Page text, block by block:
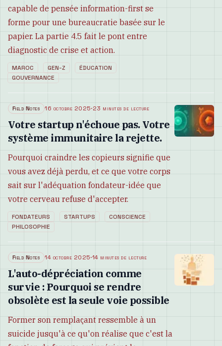
capable de pensée information-first se
forme pour une bureaucratie basée sur le
papier. La partie 4.5 fait le pont entre
diagnostic de crise et action.
MAROC GEN-Z
ÉDUCATION
GOUVERNANCE
Field Notes 16 octobre 2025·23 minutes de lecture
Votre startup n'échoue pas. Votre
système immunitaire la rejette.
Pourquoi craindre les copieurs signifie que
vous avez déjà perdu, et ce que votre corps
sait sur l'adéquation fondateur-idée que
votre cerveau refuse d'accepter.
FONDATEURS STARTUPS
CONSCIENCE
PHILOSOPHIE
Field Notes 14 octobre 2025·14 minutes de lecture
L'auto-dépréciation comme
survie : Pourquoi se rendre
obsolète est la seule voie possible
Former son remplaçant ressemble à un
suicide jusqu'à ce qu'on réalise que c'est la